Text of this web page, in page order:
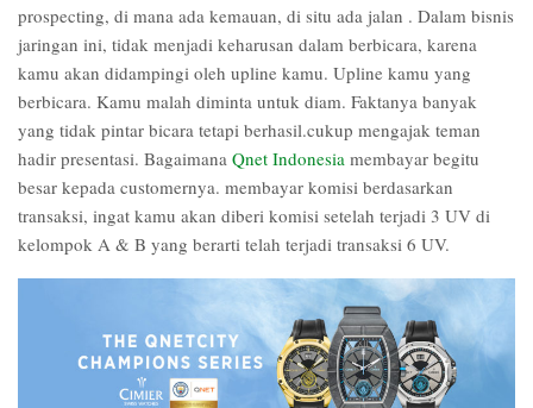
prospecting, di mana ada kemauan, di situ ada jalan . Dalam bisnis
jaringan ini, tidak menjadi keharusan dalam berbicara, karena
kamu akan didampingi oleh upline kamu. Upline kamu yang
berbicara. Kamu malah diminta untuk diam. Faktanya banyak
yang tidak pintar bicara tetapi berhasil.cukup mengajak teman
hadir presentasi. Bagaimana Qnet Indonesia membayar begitu
besar kepada customernya. membayar komisi berdasarkan
transaksi, ingat kamu akan diberi komisi setelah terjadi 3 UV di
kelompok A & B yang berarti telah terjadi transaksi 6 UV.